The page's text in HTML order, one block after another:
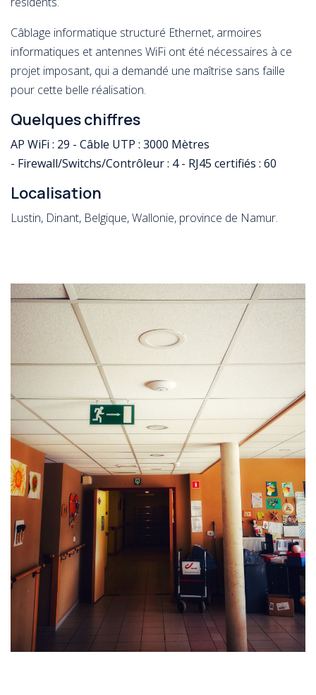
Câblage informatique structuré Ethernet, armoires
informatiques et antennes WiFi ont été nécessaires à ce
projet imposant, qui a demandé une maîtrise sans faille
pour cette belle réalisation.
Quelques chiffres
AP WiFi : 29 - Câble UTP : 3000 Mètres
- Firewall/Switchs/Contrôleur : 4 - RJ45 certifiés : 60
Localisation
Lustin, Dinant, Belgique, Wallonie, province de Namur.